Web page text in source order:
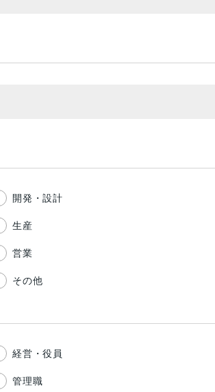
開発・設計
生産
営業
その他
経営・役員
管理職